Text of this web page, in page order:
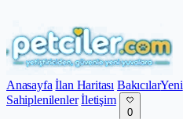
Anasayfa İlan Haritası BakıcılarYeni
Sahiplenilenler İletişim
0